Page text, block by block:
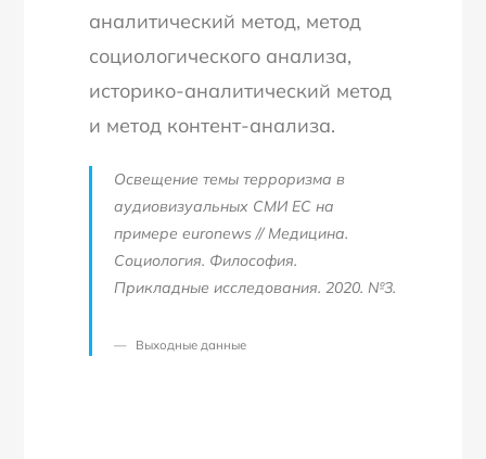
аналитический метод, метод
социологического анализа,
историко-аналитический метод
и метод контент-анализа.
Освещение темы терроризма в
аудиовизуальных СМИ ЕС на
примере euronews // Медицина.
Социология. Философия.
Прикладные исследования. 2020. №3.
Выходные данные